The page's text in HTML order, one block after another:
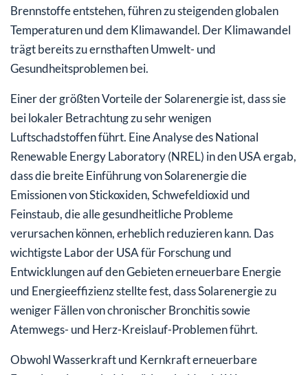
Brennstoffe entstehen, führen zu steigenden globalen
Temperaturen und dem Klimawandel. Der Klimawandel
trägt bereits zu ernsthaften Umwelt- und
Gesundheitsproblemen bei.
Einer der größten Vorteile der Solarenergie ist, dass sie
bei lokaler Betrachtung zu sehr wenigen
Luftschadstoffen führt. Eine Analyse des National
Renewable Energy Laboratory (NREL) in den USA ergab,
dass die breite Einführung von Solarenergie die
Emissionen von Stickoxiden, Schwefeldioxid und
Feinstaub, die alle gesundheitliche Probleme
verursachen können, erheblich reduzieren kann. Das
wichtigste Labor der USA für Forschung und
Entwicklungen auf den Gebieten erneuerbare Energie
und Energieeffizienz stellte fest, dass Solarenergie zu
weniger Fällen von chronischer Bronchitis sowie
Atemwegs- und Herz-Kreislauf-Problemen führt.
Obwohl Wasserkraft und Kernkraft erneuerbare